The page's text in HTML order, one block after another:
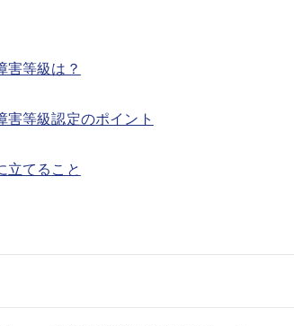
害等級は？
害等級認定のポイント
立てること